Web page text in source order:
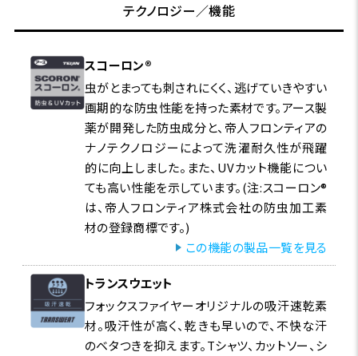
テクノロジー／機能
スコーロン®
虫がとまっても刺されにくく、逃げていきやすい
画期的な防虫性能を持った素材です。アース製
薬が開発した防虫成分と、帝人フロンティアの
ナノテクノロジーによって洗濯耐久性が飛躍
的に向上しました。また、UVカット機能につい
ても高い性能を示しています。(注:スコーロン®
は、帝人フロンティア株式会社の防虫加工素
材の登録商標です。)
この機能の製品一覧を見る
トランスウエット
フォックスファイヤーオリジナルの吸汗速乾素
材。吸汗性が高く、乾きも早いので、不快な汗
のベタつきを抑えます。Tシャツ、カットソー、シ